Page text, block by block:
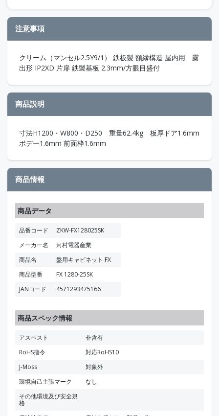
注意事項
クリーム（マンセル2.5Y9/1） 鉄板製 額縁構造 屋内用 露
出形 IP2XD 片扉 鉄製基板 2.3mm/方眼目盛付
商品説明
寸法H1200・W800・D250 重量62.4kg 板厚ドア1.6mm
ボデー1.6mm 前面枠1.6mm
商品情報
商品データ
品番コード
ZKW-FX128025SK
メーカー名
河村電器産業
商品名
盤用キャビネット FX
商品型番
FX 1280-25SK
JANコード
4571293475166
商品スペック情報
アスベスト
非含有
RoHS指令
対応RoHS10
J-Moss
対象外
環境自己主張マーク
なし
その他環境及び安全規
格